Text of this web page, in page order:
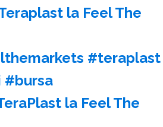
la Feel The
#teraplast
la Feel The